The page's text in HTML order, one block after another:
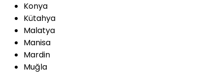
Konya
Kütahya
Malatya
Manisa
Mardin
Muğla